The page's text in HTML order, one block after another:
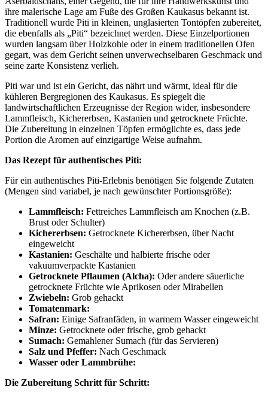
ihre malerische Lage am Fuße des Großen Kaukasus bekannt ist.
Traditionell wurde Piti in kleinen, unglasierten Tontöpfen zubereitet,
die ebenfalls als „Piti“ bezeichnet werden. Diese Einzelportionen
wurden langsam über Holzkohle oder in einem traditionellen Ofen
gegart, was dem Gericht seinen unverwechselbaren Geschmack und
seine zarte Konsistenz verlieh.
Piti war und ist ein Gericht, das nährt und wärmt, ideal für die
kühleren Bergregionen des Kaukasus. Es spiegelt die
landwirtschaftlichen Erzeugnisse der Region wider, insbesondere
Lammfleisch, Kichererbsen, Kastanien und getrocknete Früchte.
Die Zubereitung in einzelnen Töpfen ermöglichte es, dass jede
Portion die Aromen auf einzigartige Weise aufnahm.
Das Rezept für authentisches Piti:
Für ein authentisches Piti-Erlebnis benötigen Sie folgende Zutaten
(Mengen sind variabel, je nach gewünschter Portionsgröße):
Lammfleisch: Fettreiches Lammfleisch am Knochen (z.B.
Brust oder Schulter)
Kichererbsen: Getrocknete Kichererbsen, über Nacht
eingeweicht
Kastanien: Geschälte und halbierte frische oder
vakuumverpackte Kastanien
Getrocknete Pflaumen (Alcha): Oder andere säuerliche
getrocknete Früchte wie Aprikosen oder Mirabellen
Zwiebeln: Grob gehackt
Tomatenmark:
Safran: Einige Safranfäden, in warmem Wasser eingeweicht
Minze: Getrocknete oder frische, grob gehackt
Sumach: Gemahlener Sumach (für das Servieren)
Salz und Pfeffer: Nach Geschmack
Wasser oder Lammbrühe:
Die Zubereitung Schritt für Schritt: